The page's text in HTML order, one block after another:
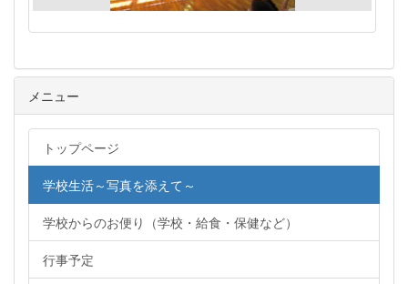
メニュー
トップページ
学校生活～写真を添えて～
学校からのお便り（学校・給食・保健など）
行事予定